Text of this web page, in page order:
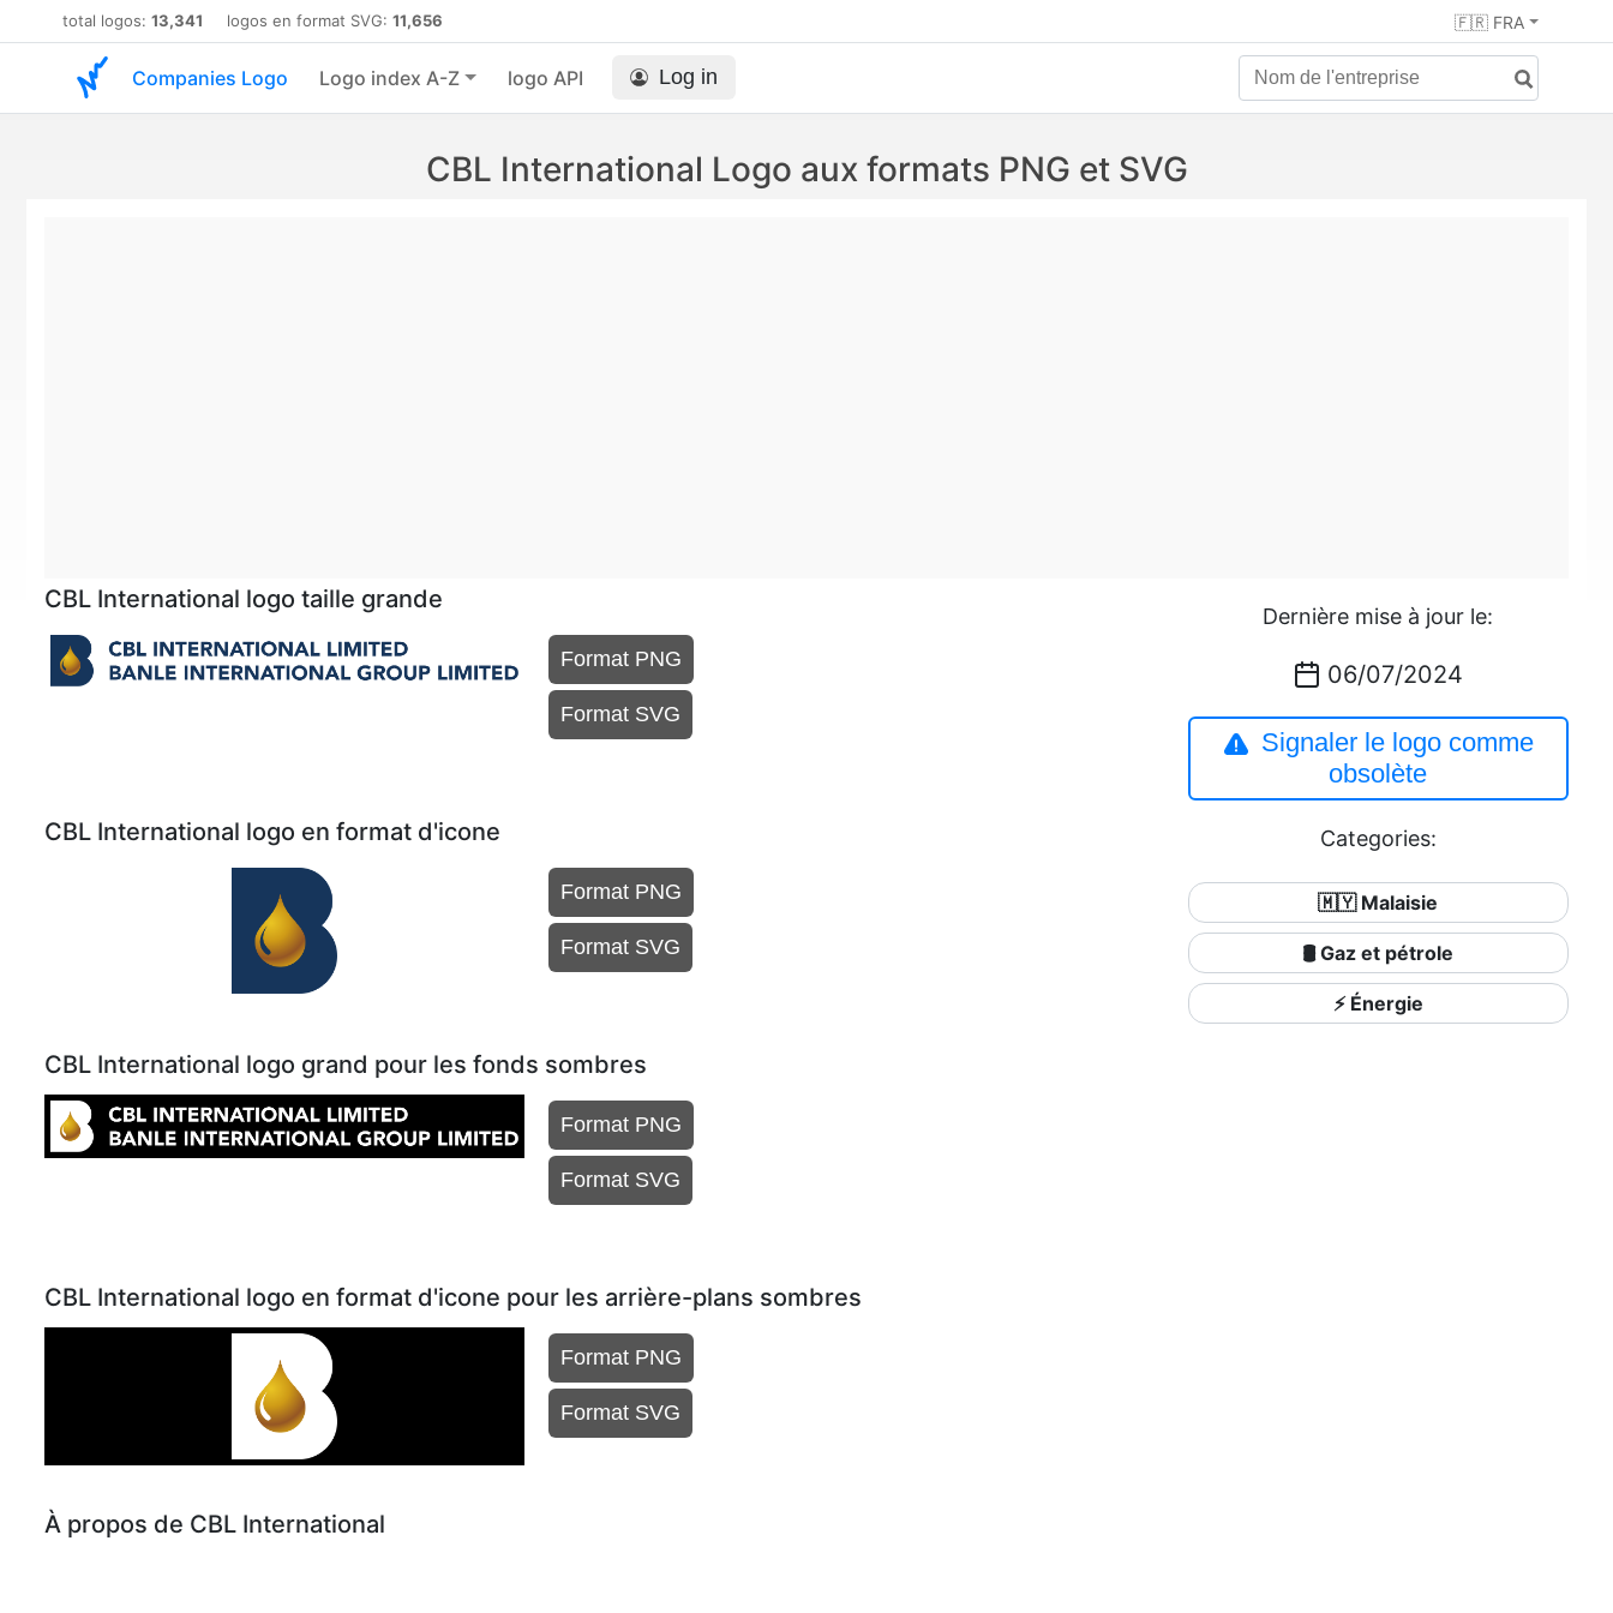
total logos: 13,341 logos en format SVG: 11,656 🇫🇷 FRA
Companies Logo Logo index A-Z logo API Log in
CBL International Logo aux formats PNG et SVG
CBL International logo taille grande
Format PNG
Format SVG
CBL International logo en format d'icone
Format PNG
Format SVG
CBL International logo grand pour les fonds sombres
Format PNG
Format SVG
CBL International logo en format d'icone pour les arrière-plans sombres
Format PNG
Format SVG
À propos de CBL International
Dernière mise à jour le:
06/07/2024
Signaler le logo comme
obsolète
Categories:
🇲🇾 Malaisie
🛢 Gaz et pétrole
⚡ Énergie